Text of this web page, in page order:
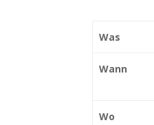
Was
Wann
Wo